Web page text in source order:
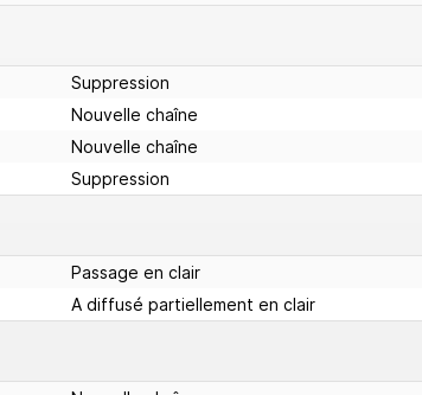
Suppression
Nouvelle chaîne
Nouvelle chaîne
Suppression
Passage en clair
A diffusé partiellement en clair